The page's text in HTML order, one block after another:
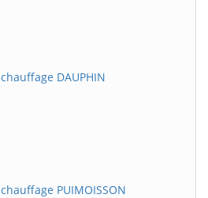
DAUPHIN
PUIMOISSON